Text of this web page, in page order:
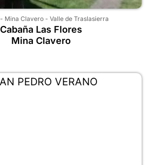
- Mina Clavero - Valle de Traslasierra
Cabaña Las Flores
Mina Clavero